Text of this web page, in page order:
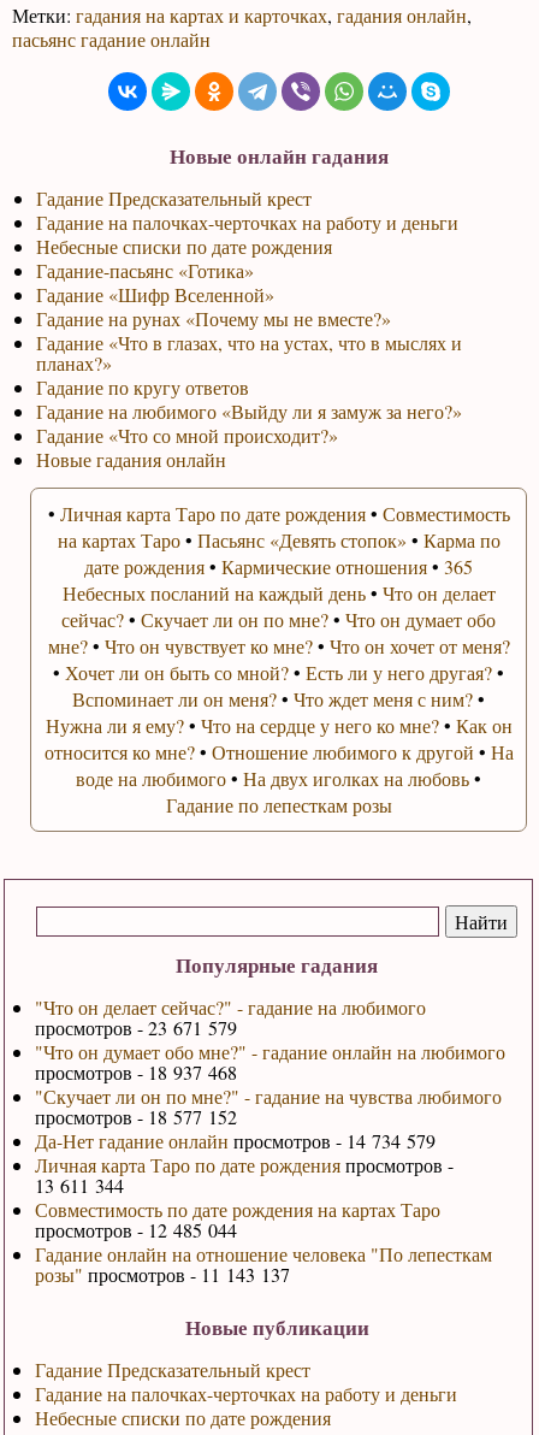
Популярные гадания
"Что он делает сейчас?" - гадание на любимого
просмотров - 23 671 579
"Что он думает обо мне?" - гадание онлайн на любимого
просмотров - 18 937 468
"Скучает ли он по мне?" - гадание на чувства любимого
просмотров - 18 577 152
Да-Нет гадание онлайн просмотров - 14 734 579
Личная карта Таро по дате рожденияпросмотров -
13 611 344
Совместимость по дате рождения на картах Таро
просмотров - 12 485 044
Гадание онлайн на отношение человека "По лепесткам
розы" просмотров - 11 143 137
Новые публикации
Гадание Предсказательный крест
Гадание на палочках-черточках на работу и деньги
Небесные списки по дате рождения
Метки:гадания на картах и карточках,гадания онлайн,
пасьянс гадание онлайн
Новые онлайн гадания
Гадание Предсказательный крест
Гадание на палочках-черточках на работу и деньги
Небесные списки по дате рождения
Гадание-пасьянс «Готика»
Гадание «Шифр Вселенной»
Гадание на рунах «Почему мы не вместе?»
Гадание «Что в глазах, что на устах, что в мыслях и
планах?»
Гадание по кругу ответов
Гадание на любимого «Выйду ли я замуж за него?»
Гадание «Что со мной происходит?»
Новые гадания онлайн
• Личная карта Таро по дате рождения• Совместимость
на картах Таро• Пасьянс «Девять стопок» • Карма по
дате рождения•Кармические отношения•365
Небесных посланий на каждый день• Что он делает
сейчас?•Скучает ли он по мне?•Что он думает обо
мне?• Что он чувствует ко мне?• Что он хочет от меня?
• Хочет ли он быть со мной?•Есть ли у него другая?•
Вспоминает ли он меня?•Что ждет меня с ним?•
Нужна ли я ему?• Что на сердце у него ко мне?• Как он
относится ко мне?• Отношение любимого к другой • На
воде на любимого•На двух иголках на любовь•
Гадание по лепесткам розы